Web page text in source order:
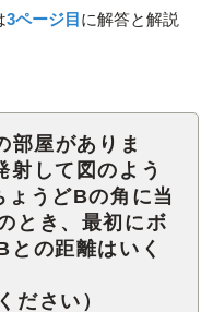
3ページ目 に解答と解説
部屋がありま
射して図のよう
ょうどBの角に当
とき、最初にボ
との距離はいく
ださい）